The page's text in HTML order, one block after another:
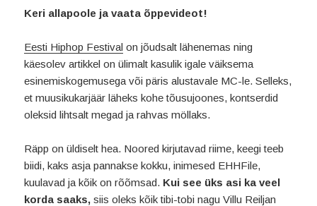
Keri allapoole ja vaata õppevideot!
Eesti Hiphop Festival on jõudsalt lähenemas ning
käesolev artikkel on ülimalt kasulik igale väiksema
esinemiskogemusega või päris alustavale MC-le. Selleks,
et muusikukarjäär läheks kohe tõusujoones, kontserdid
oleksid lihtsalt megad ja rahvas möllaks.
Räpp on üldiselt hea. Noored kirjutavad riime, keegi teeb
biidi, kaks asja pannakse kokku, inimesed EHHFile,
kuulavad ja kõik on rõõmsad. Kui see üks asi ka veel
korda saaks, siis oleks kõik tibi-tobi nagu Villu Reiljan